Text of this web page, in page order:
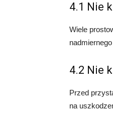
4.1 Nie
Wiele
4.2 Nie
Przed
na